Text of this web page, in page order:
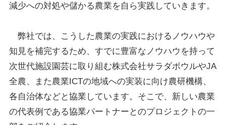
減少への対処や儲かる農業を自ら実践していきます。
弊社では、こうした農業の実践におけるノウハウや
知見を補完するため、すでに豊富なノウハウを持って
次世代施設園芸に取り組む株式会社サラダボウルやJA
全農、また農業ICTの地域への実装に向け農研機構、
各自治体などと協業しています。そこで、新しい農業
の代表例である協業パートナーとのプロジェクトの一